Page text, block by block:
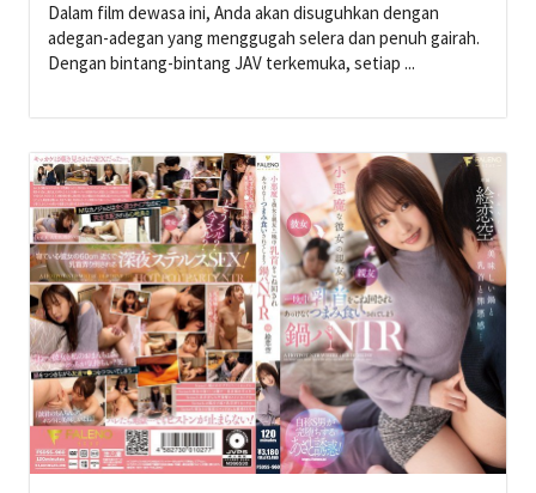
Dalam film dewasa ini, Anda akan disuguhkan dengan
adegan-adegan yang menggugah selera dan penuh gairah.
Dengan bintang-bintang JAV terkemuka, setiap ...